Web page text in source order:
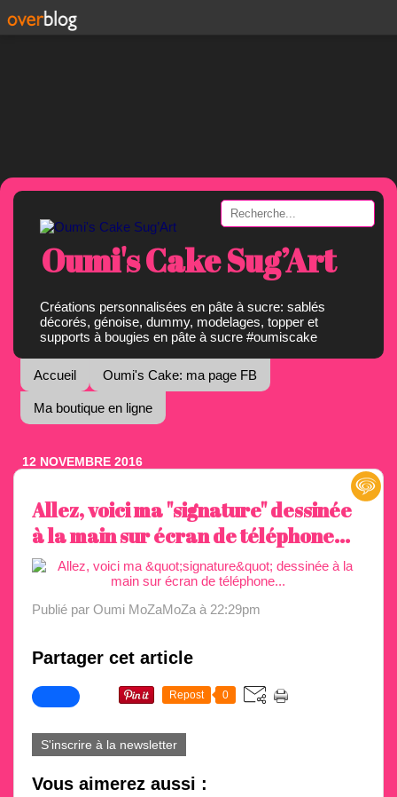
Oumi's Cake Sug’Art
Créations personnalisées en pâte à sucre: sablés
décorés, génoise, dummy, modelages, topper et
supports à bougies en pâte à sucre #oumiscake
Accueil Oumi's Cake: ma page FB
Ma boutique en ligne
12 NOVEMBRE 2016
Allez, voici ma "signature" dessinée
à la main sur écran de téléphone...
Publié par Oumi MoZaMoZa à 22:29pm
Partager cet article
Repost 0
S'inscrire à la newsletter
Vous aimerez aussi :